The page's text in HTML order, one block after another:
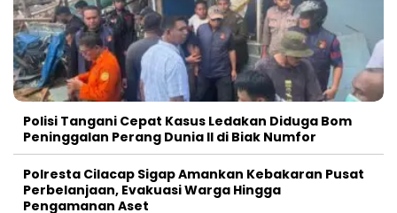
Polisi Tangani Cepat Kasus Ledakan Diduga Bom
Peninggalan Perang Dunia II di Biak Numfor
Polresta Cilacap Sigap Amankan Kebakaran Pusat
Perbelanjaan, Evakuasi Warga Hingga
Pengamanan Aset